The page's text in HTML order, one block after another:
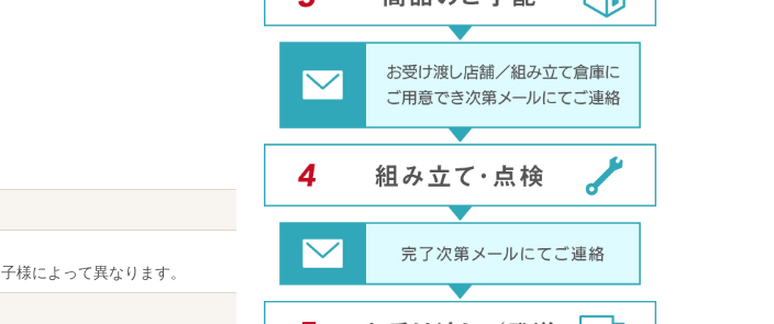
様によって異なります。